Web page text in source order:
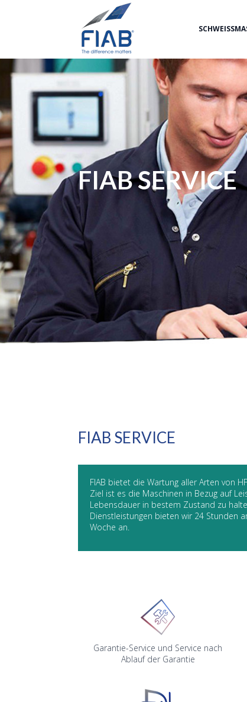
FIAB SERVICE
FIAB SERVICE
FIAB bietet die Wartung aller Arten von
Ziel ist es die Maschinen in Bezug auf
Lebensdauer in bestem Zustand zu
Dienstleistungen bieten wir 24 Stunden
Woche an.
Garantie-Service und Service nach
Ablauf der Garantie